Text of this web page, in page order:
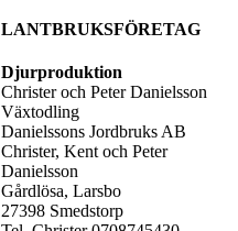
LANTBRUKSFÖRETAG
Djurproduktion
Christer och Peter Danielsson
Växtodling
Danielssons Jordbruks AB
Christer, Kent och Peter
Danielsson
Gårdlösa, Larsbo
27398 Smedstorp